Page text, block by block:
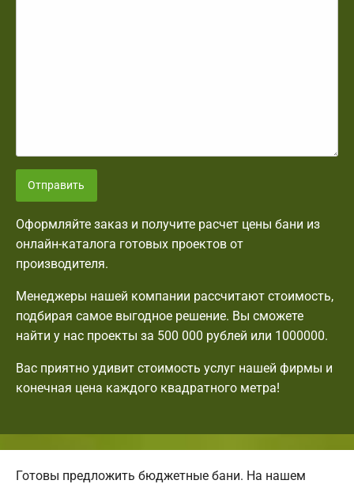
Отправить
Оформляйте заказ и получите расчет цены бани из
онлайн-каталога готовых проектов от
производителя.
Менеджеры нашей компании рассчитают стоимость,
подбирая самое выгодное решение. Вы сможете
найти у нас проекты за 500 000 рублей или 1000000.
Вас приятно удивит стоимость услуг нашей фирмы и
конечная цена каждого квадратного метра!
Готовы предложить бюджетные бани. На нашем